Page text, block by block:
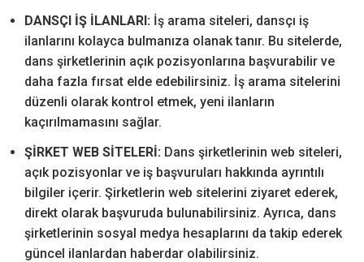
DANSÇI İŞ İLANLARI: İş arama siteleri, dansçı iş
ilanlarını kolayca bulmanıza olanak tanır. Bu sitelerde,
dans şirketlerinin açık pozisyonlarına başvurabilir ve
daha fazla fırsat elde edebilirsiniz. İş arama sitelerini
düzenli olarak kontrol etmek, yeni ilanların
kaçırılmamasını sağlar.
ŞİRKET WEB SİTELERİ: Dans şirketlerinin web siteleri,
açık pozisyonlar ve iş başvuruları hakkında ayrıntılı
bilgiler içerir. Şirketlerin web sitelerini ziyaret ederek,
direkt olarak başvuruda bulunabilirsiniz. Ayrıca, dans
şirketlerinin sosyal medya hesaplarını da takip ederek
güncel ilanlardan haberdar olabilirsiniz.